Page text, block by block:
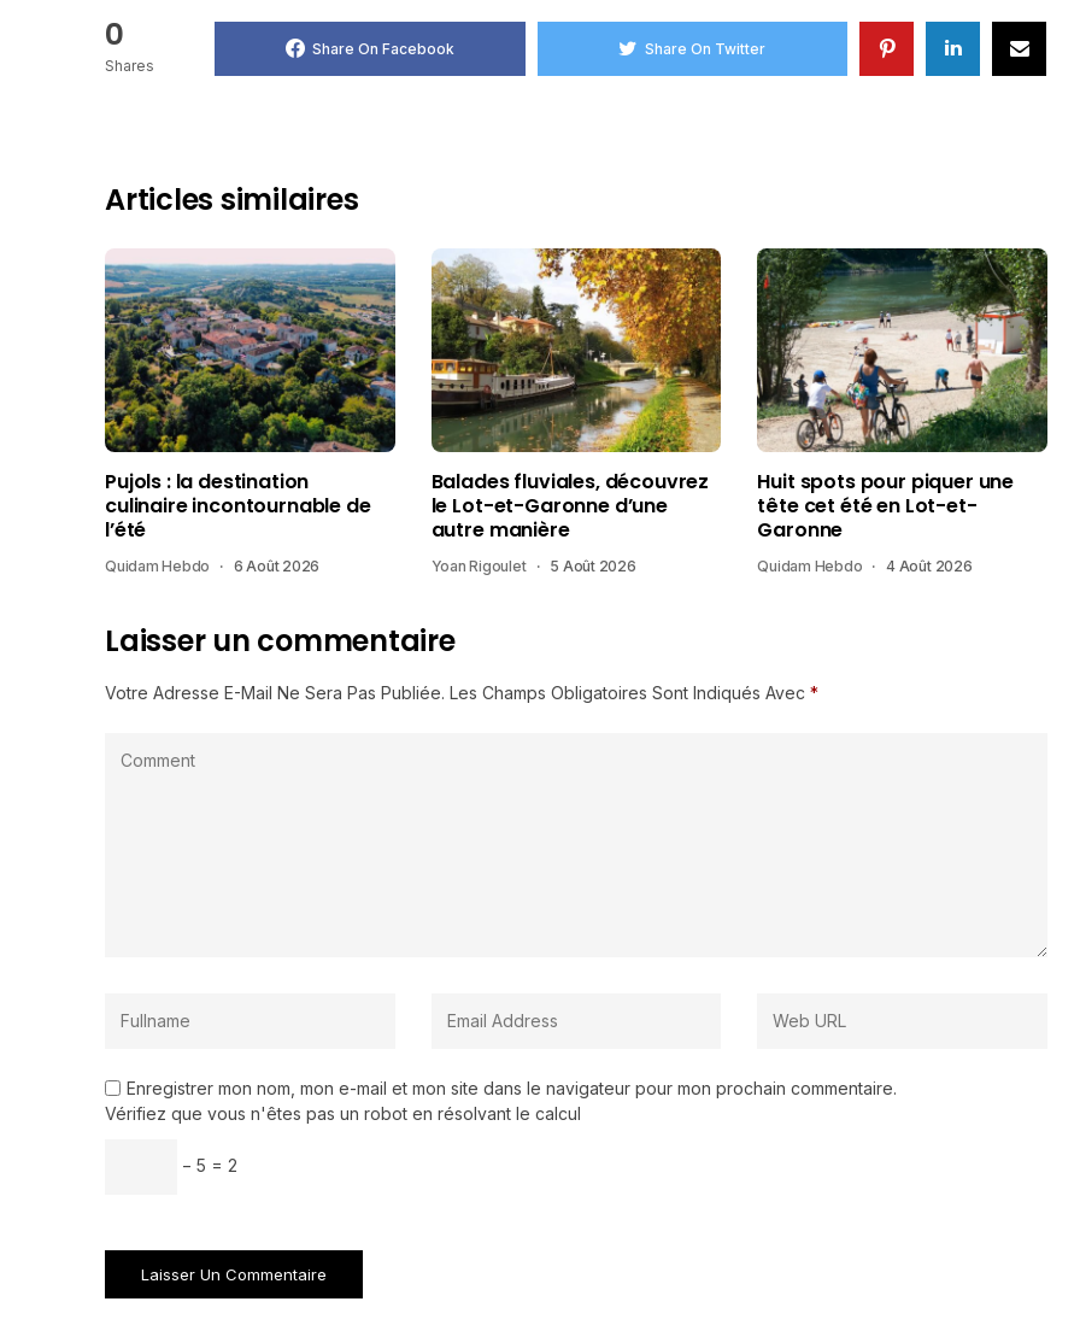
0
Shares
Share On Facebook Share On Twitter
Articles similaires
Pujols : la destination
culinaire incontournable de
l’été
Quidam Hebdo 6 Août 2026
Balades fluviales, découvrez
le Lot-et-Garonne d’une
autre manière
Yoan Rigoulet 5 Août 2026
Huit spots pour piquer une
tête cet été en Lot-et-
Garonne
Quidam Hebdo 4 Août 2026
Laisser un commentaire
Votre Adresse E-Mail Ne Sera Pas Publiée. Les Champs Obligatoires Sont Indiqués Avec *
Enregistrer mon nom, mon e-mail et mon site dans le navigateur pour mon prochain commentaire.
Vérifiez que vous n'êtes pas un robot en résolvant le calcul
− 5 = 2